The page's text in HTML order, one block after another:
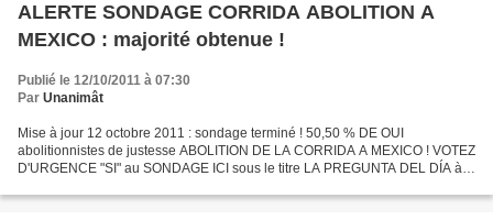
ALERTE SONDAGE CORRIDA ABOLITION A
MEXICO : majorité obtenue !
Publié le 12/10/2011 à 07:30
Par Unanimât
Mise à jour 12 octobre 2011 : sondage terminé ! 50,50 % DE OUI
abolitionnistes de justesse ABOLITION DE LA CORRIDA A MEXICO ! VOTEZ
D'URGENCE "SI" au SONDAGE ICI sous le titre LA PREGUNTA DEL DÍA à